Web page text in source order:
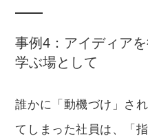
事例4：アイディア
学ぶ場として
誰かに「動機づけ」さ
てしまった社員は、「